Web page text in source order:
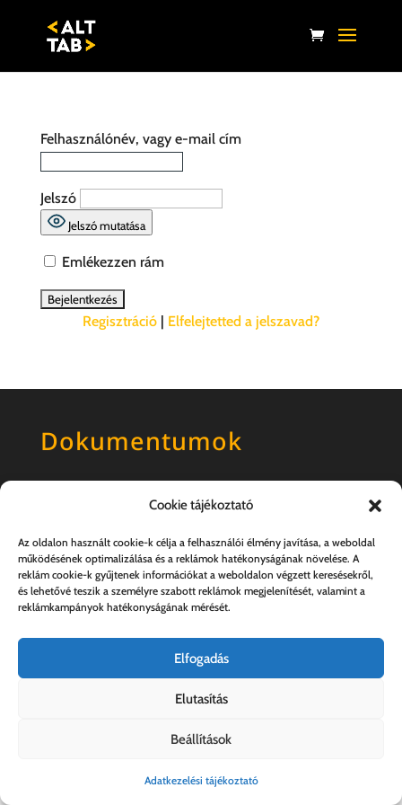
Cookie tájékoztató
Az oldalon használt cookie-k célja a felhasználói élmény javítása, a weboldal
működésének optimalizálása és a reklámok hatékonyságának növelése. A
reklám cookie-k gyűjtenek információkat a weboldalon végzett keresésekről,
és lehetővé teszik a személyre szabott reklámok megjelenítését, valamint a
reklámkampányok hatékonyságának mérését.
Elfogadás
Elutasítás
Beállítások
Adatkezelési tájékoztató
Felhasználónév, vagy e-mail cím
Jelszó
Jelszó mutatása
Emlékezzen rám
Regisztráció| Elfelejtetted a jelszavad?
Dokumentumok
Általános szerződési feltételek
Kovács András e.v. | 57357889-1-33